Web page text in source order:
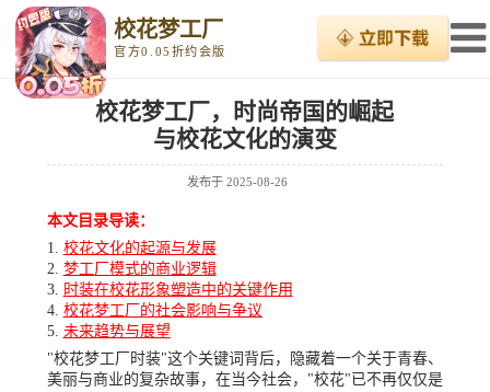
校花梦工厂
官方0.05折约会版
校花梦工厂，时尚帝国的崛起
与校花文化的演变
发布于2025-08-26
本文目录导读：
校花文化的起源与发展
梦工厂模式的商业逻辑
时装在校花形象塑造中的关键作用
校花梦工厂的社会影响与争议
未来趋势与展望
"校花梦工厂时装"这个关键词背后，隐藏着一个关于青春、
美丽与商业的复杂故事，在当今社会，"校花"已不再仅仅是